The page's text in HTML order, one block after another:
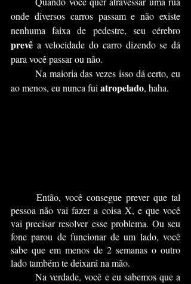
onde diversos carros passam e não existe
prevê a velocidade do carro dizendo se dá
para você passar ou não.
ao menos, eu nunca fui atropelado, haha.
pessoa não vai fazer a coisa X, e que você
vai precisar resolver esse problema. Ou seu
fone parou de funcionar de um lado, você
sabe que em menos de 2 semanas o outro
lado também te deixará na mão.
	Na verdade, você e eu sabemos que a